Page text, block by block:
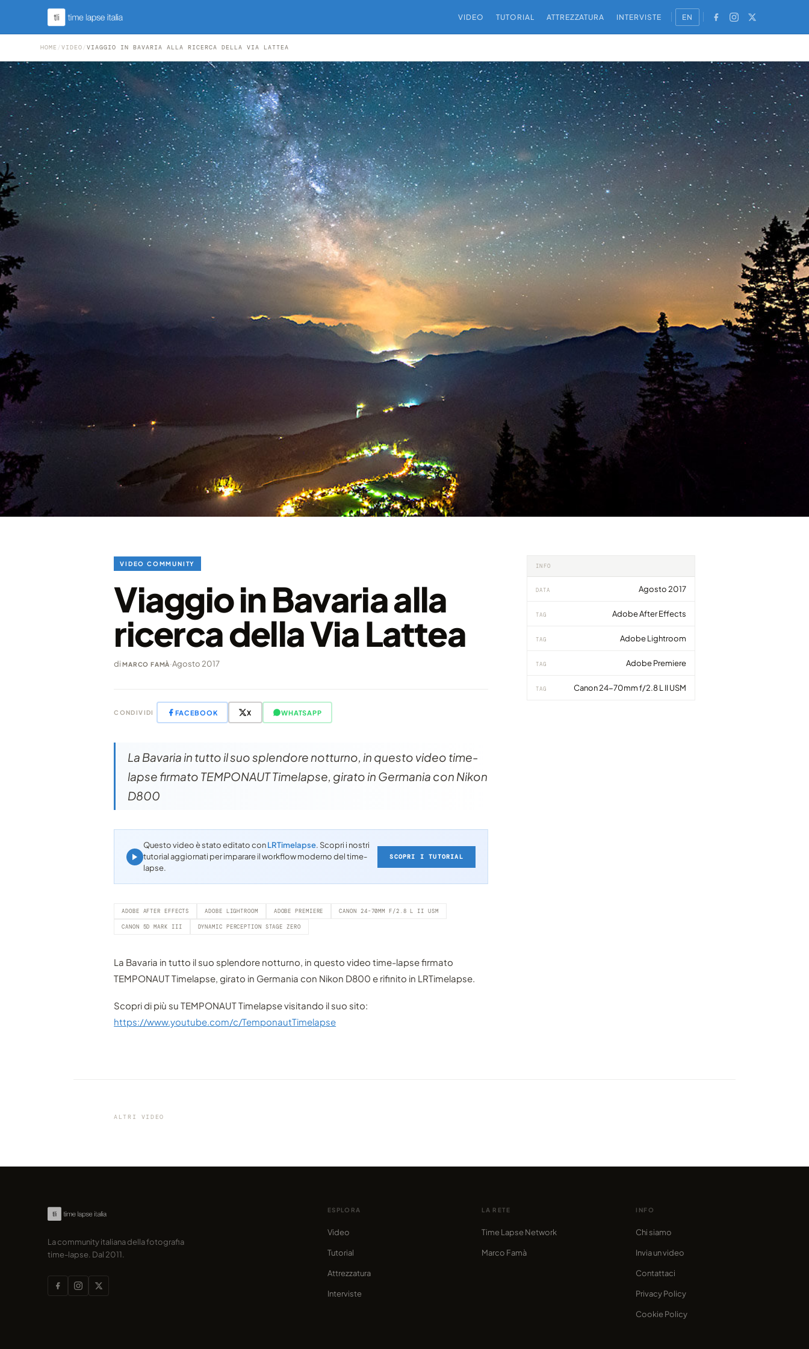
VIDEO TUTORIAL ATTREZZATURA INTERVISTE EN
HOME /VIDEO /VIAGGIO IN BAVARIA ALLA RICERCA DELLA VIA LATTEA
VIDEO COMMUNITY
Viaggio in Bavaria alla
ricerca della Via Lattea
diMARCO FAMÀ·Agosto 2017
CONDIVIDI FACEBOOK X WHATSAPP
La Bavaria in tutto il suo splendore notturno, in questo video time-
lapse firmato TEMPONAUT Timelapse, girato in Germania con Nikon
D800
Questo video è stato editato conLRTimelapse. Scopri i nostri
tutorial aggiornati per imparare il workflow moderno del time-
lapse.
SCOPRI I TUTORIAL
ADOBE AFTER EFFECTS ADOBE LIGHTROOM ADOBE PREMIERE CANON 24-70MM F/2.8 L II USM
CANON 5D MARK III DYNAMIC PERCEPTION STAGE ZERO
La Bavaria in tutto il suo splendore notturno, in questo video time-lapse firmato
TEMPONAUT Timelapse, girato in Germania con Nikon D800 e rifinito in LRTimelapse.
Scopri di più su TEMPONAUT Timelapse visitando il suo sito:
https://www.youtube.com/c/TemponautTimelapse
INFO
DATA Agosto 2017
TAG Adobe After Effects
TAG Adobe Lightroom
TAG Adobe Premiere
TAG Canon 24-70mm f/2.8 L II USM
ALTRI VIDEO
condiviso da marcofama
La community italiana della fotografia
time-lapse. Dal 2011.
ESPLORA
Video
Tutorial
Attrezzatura
Interviste
LA RETE
Time Lapse Network
Marco Famà
INFO
Chi siamo
Invia un video
Contattaci
Privacy Policy
Cookie Policy